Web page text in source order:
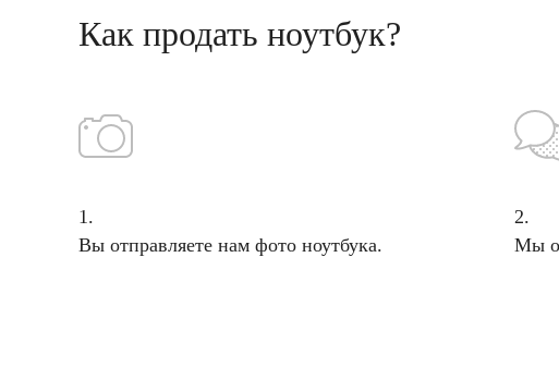
Как продать ноутбук?
1.
Вы отправляете нам фото ноутбука.
2.
Мы